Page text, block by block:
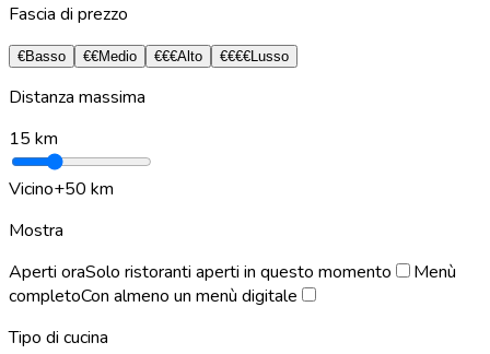
Fascia di prezzo
€Basso €€Medio €€€Alto €€€€Lusso
Distanza massima
15 km
Vicino+50 km
Mostra
Aperti oraSolo ristoranti aperti in questo momento
Menù
completoCon almeno un menù digitale
Tipo di cucina